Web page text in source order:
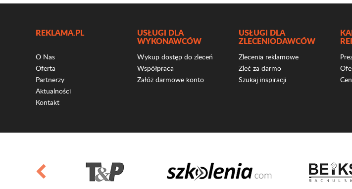
REKLAMA.PL
O Nas
Oferta
Partnerzy
Aktualności
Kontakt
USŁUGI DLA
WYKONAWCÓW
Wykup dostęp do zleceń
Współpraca
Załóż darmowe konto
USŁUGI DLA
ZLECENIODAWCÓW
Zlecenia reklamowe
Zleć za darmo
Szukaj inspiracji